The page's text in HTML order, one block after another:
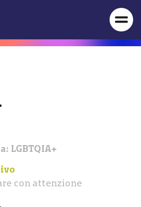
LGBTQIA+
con attenzione